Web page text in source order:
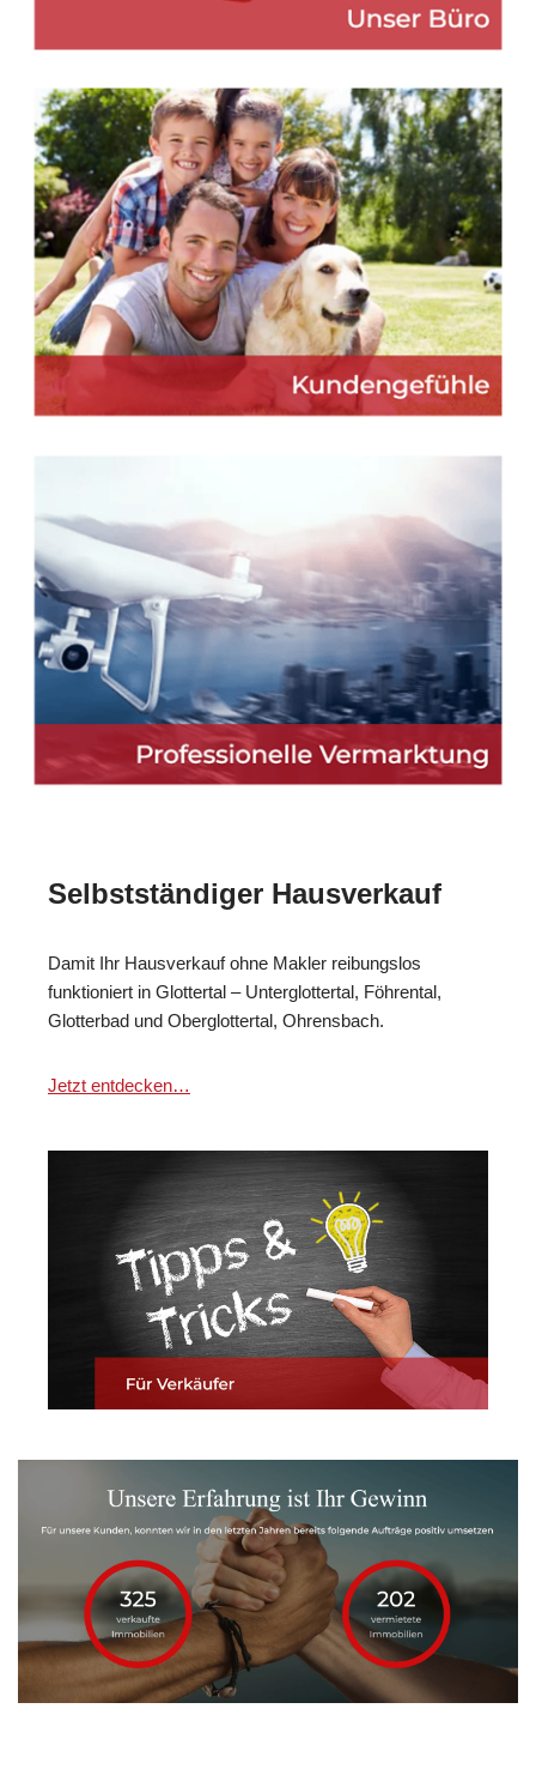
Selbstständiger Hausverkauf
Damit Ihr Hausverkauf ohne Makler reibungslos
funktioniert in Glottertal – Unterglottertal, Föhrental,
Glotterbad und Oberglottertal, Ohrensbach.
Jetzt entdecken…